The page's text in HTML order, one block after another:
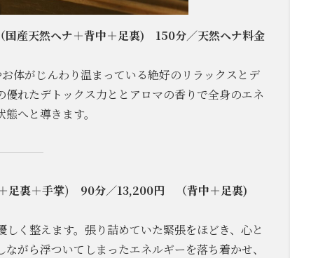
国産天然ヘナ＋背中＋足裏) 150分／天然ヘナ料金
体がじんわり温まっている絶好のリラックスとデ
れたデトックス力ととアロマの香りで全身のエネ
へと導きます。
足裏＋手掌) 90分／13,200円 （背中＋足裏)
く整えます。張り詰めていた緊張をほどき、心と
がら浮ついてしまったエネルギーを落ち着かせ、